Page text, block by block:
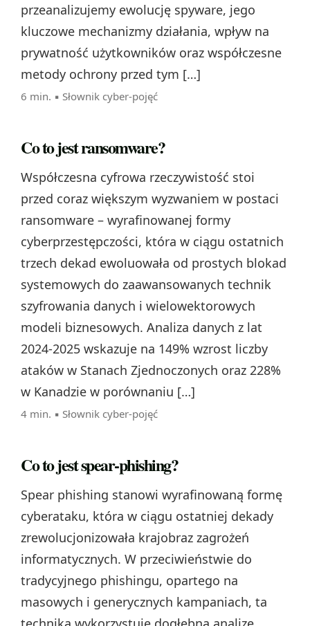
przeanalizujemy ewolucję spyware, jego
kluczowe mechanizmy działania, wpływ na
prywatność użytkowników oraz współczesne
metody ochrony przed tym […]
6 min. ▪ Słownik cyber-pojęć
Co to jest ransomware?
Współczesna cyfrowa rzeczywistość stoi
przed coraz większym wyzwaniem w postaci
ransomware – wyrafinowanej formy
cyberprzestępczości, która w ciągu ostatnich
trzech dekad ewoluowała od prostych blokad
systemowych do zaawansowanych technik
szyfrowania danych i wielowektorowych
modeli biznesowych. Analiza danych z lat
2024-2025 wskazuje na 149% wzrost liczby
ataków w Stanach Zjednoczonych oraz 228%
w Kanadzie w porównaniu […]
4 min. ▪ Słownik cyber-pojęć
Co to jest spear-phishing?
Spear phishing stanowi wyrafinowaną formę
cyberataku, która w ciągu ostatniej dekady
zrewolucjonizowała krajobraz zagrożeń
informatycznych. W przeciwieństwie do
tradycyjnego phishingu, opartego na
masowych i generycznych kampaniach, ta